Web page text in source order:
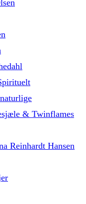
& Twinflames
Reinhardt Hansen